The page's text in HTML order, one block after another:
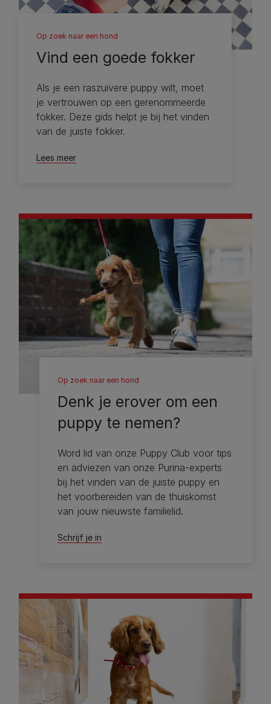
Op zoek naar een hond
Vind een goede fokker
Als je een raszuivere puppy wilt, moet
je vertrouwen op een gerenommeerde
fokker. Deze gids helpt je bij het vinden
van de juiste fokker.
Lees meer
Op zoek naar een hond
Denk je erover om een ​​
puppy te nemen?
Word lid van onze Puppy Club voor tips
en adviezen van onze Purina-experts
bij het vinden van de juiste puppy en
het voorbereiden van de thuiskomst
van jouw nieuwste familielid.
Schrijf je in